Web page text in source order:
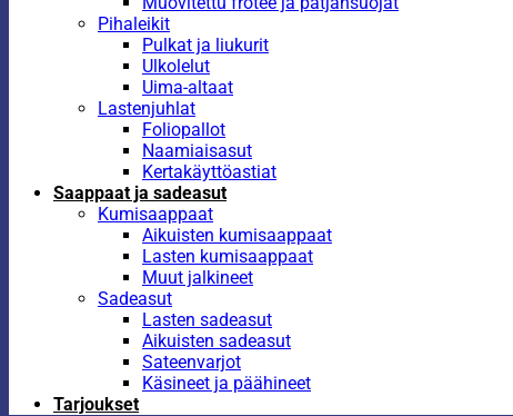
Pihaleikit
Pulkat ja liukurit
Ulkolelut
Uima-altaat
Lastenjuhlat
Foliopallot
Naamiaisasut
Kertakäyttöastiat
Saappaat ja sadeasut
Kumisaappaat
Aikuisten kumisaappaat
Lasten kumisaappaat
Muut jalkineet
Sadeasut
Lasten sadeasut
Aikuisten sadeasut
Sateenvarjot
Käsineet ja päähineet
Tarjoukset